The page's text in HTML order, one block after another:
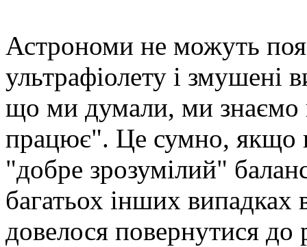
Астрономи не можуть
ультрафіолету і
що ми думали, ми знаємо
працює". Це сумно, якщо
"добре зрозумілий"
багатьох інших
довелося повернутися до